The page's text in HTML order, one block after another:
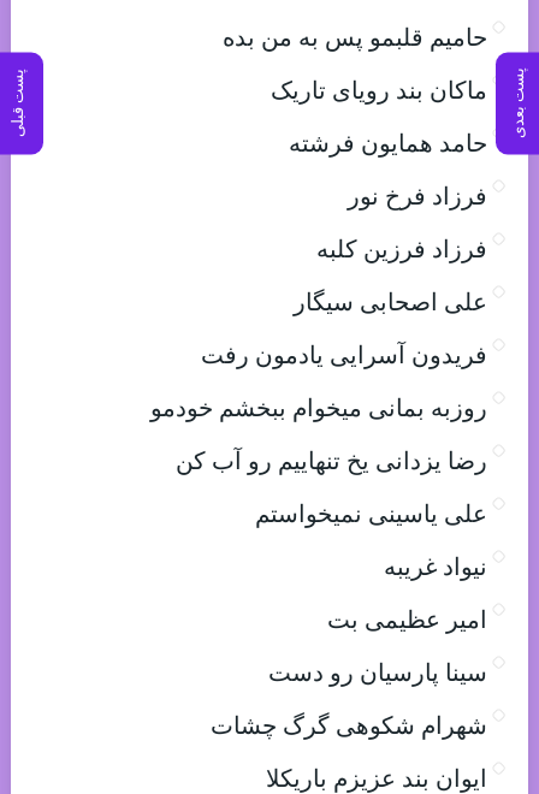
پست بعدی پست قبلی
حامیم قلبمو پس به من بده
ماکان بند رویای تاریک
حامد همایون فرشته
فرزاد فرخ نور
فرزاد فرزین کلبه
علی اصحابی سیگار
فریدون آسرایی یادمون رفت
روزبه بمانی میخوام ببخشم خودمو
رضا یزدانی یخ تنهاییم رو آب کن
علی یاسینی نمیخواستم
نیواد غریبه
امیر عظیمی بت
سینا پارسیان رو دست
شهرام شکوهی گرگ چشات
ایوان بند عزیزم باریکلا